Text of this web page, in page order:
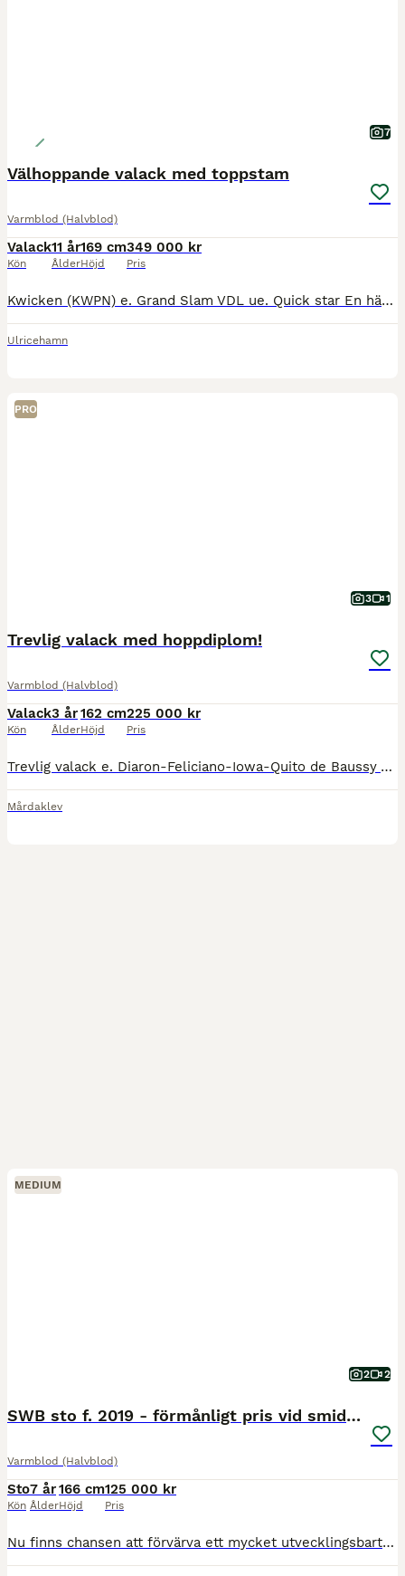
7
Välhoppande valack med toppstam
Varmblod (Halvblod)
Valack
Kön
11 år
Ålder
169 cm
Höjd
349 000 kr
Pris
Kwicken (KWPN) e. Grand Slam VDL ue. Quick star En häst med mycket kapacitet som både är försiktig och modig. Hoppar alla hindertyper. Kan alla skolor i dressyren. Sent tagen som tävlingshäst då fö
Ulricehamn
PRO
3 1
Trevlig valack med hoppdiplom!
Varmblod (Halvblod)
Valack
Kön
3 år
Ålder
162 cm
Höjd
225 000 kr
Pris
Trevlig valack e. Diaron-Feliciano-Iowa-Quito de Baussy Visad på 3 årstest med 9,5-9 i hoppningen. Inriden, röntgad ben, rygg, nacke, hals. Snäll att verka, spola, lasta, köra. Har syskon som har h
Mårdaklev
MEDIUM
2 2
SWB sto f. 2019 - förmånligt pris vid smidig affär
Varmblod (Halvblod)
Sto
Kön
7 år
Ålder
166 cm
Höjd
125 000 kr
Pris
Nu finns chansen att förvärva ett mycket utvecklingsbart och välstammat SWB-sto född 2019, ca 166 cm. E: Nintender, UE: Cabachon. En spännande stam med mycket prestation och kapacitet för framtiden. F